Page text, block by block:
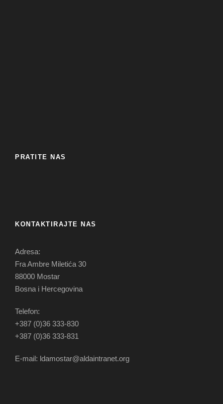
PRATITE NAS
KONTAKTIRAJTE NAS
Adresa:
Fra Ambre Miletića 30
88000 Mostar
Bosna i Hercegovina
Telefon:
+387 (0)36 333-830
+387 (0)36 333-831
E-mail: ldamostar@aldaintranet.org